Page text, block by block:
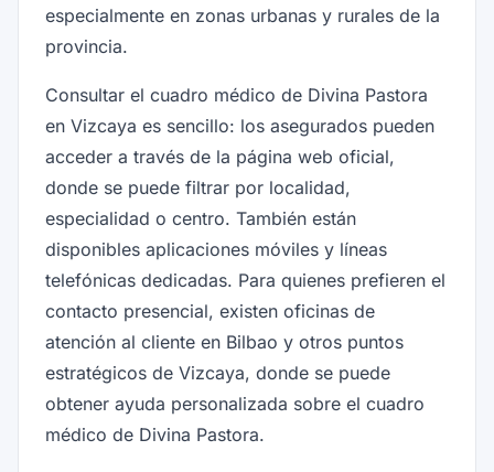
especialmente en zonas urbanas y rurales de la
provincia.
Consultar el cuadro médico de Divina Pastora
en Vizcaya es sencillo: los asegurados pueden
acceder a través de la página web oficial,
donde se puede filtrar por localidad,
especialidad o centro. También están
disponibles aplicaciones móviles y líneas
telefónicas dedicadas. Para quienes prefieren el
contacto presencial, existen oficinas de
atención al cliente en Bilbao y otros puntos
estratégicos de Vizcaya, donde se puede
obtener ayuda personalizada sobre el cuadro
médico de Divina Pastora.